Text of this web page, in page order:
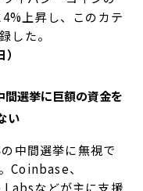
上昇し、このカテ
した。
間選挙に巨額の資金を
い
中間選挙に無視で
Coinbase、
などが主に支援